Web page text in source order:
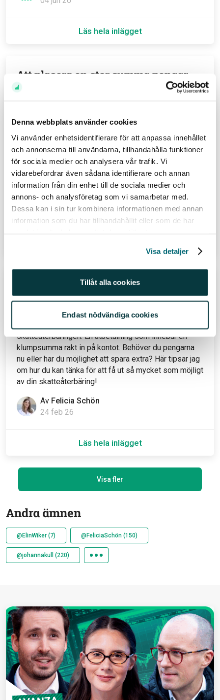
Denna webbplats använder cookies
Vi använder enhetsidentifierare för att anpassa innehållet
och annonserna till användarna, tillhandahålla funktioner
för sociala medier och analysera vår trafik. Vi
vidarebefordrar även sådana identifierare och annan
information från din enhet till de sociala medier och
annons- och analysföretag som vi samarbetar med.
Dessa kan i sin tur kombinera informationen med annan
information som du har tillhandahållit eller som de har
Visa detaljer
Tillåt alla cookies
Endast nödvändiga cookies
Läs hela inlägget
AvAvanza
01 apr 26
Att placera en stor summa pengar
Jag har ärvt en större summa pengar, hur ska jag göra
behöver emellertid inte vara svårare än att investera
en mindre pott. Oftast kan man använda sig av precis
samma tankesätt och strategi. Det är snarare den
psykologiska biten som kan stöka till det och inte
sällan leder till att vi inte vågar investera pengarna
överhuvudtaget.
Av Felicia Schön
24 feb 26
Datum för skatteåterbäringen 2026 –
och så maxar du den
Påsken är här och för många väntar det inte bara ägg
skatteåterbäringen. En utbetalning som innebär en
klumpsumma rakt in på kontot. Behöver du pengarna
nu eller har du möjlighet att spara extra? Här tipsar jag
om hur du kan tänka för att få ut så mycket som möjligt
av din skatteåterbäring!
Läs hela inlägget
Visa fler
Andra ämnen
@ElinWiker (7) @FeliciaSchön (150)
@johannakull (220)